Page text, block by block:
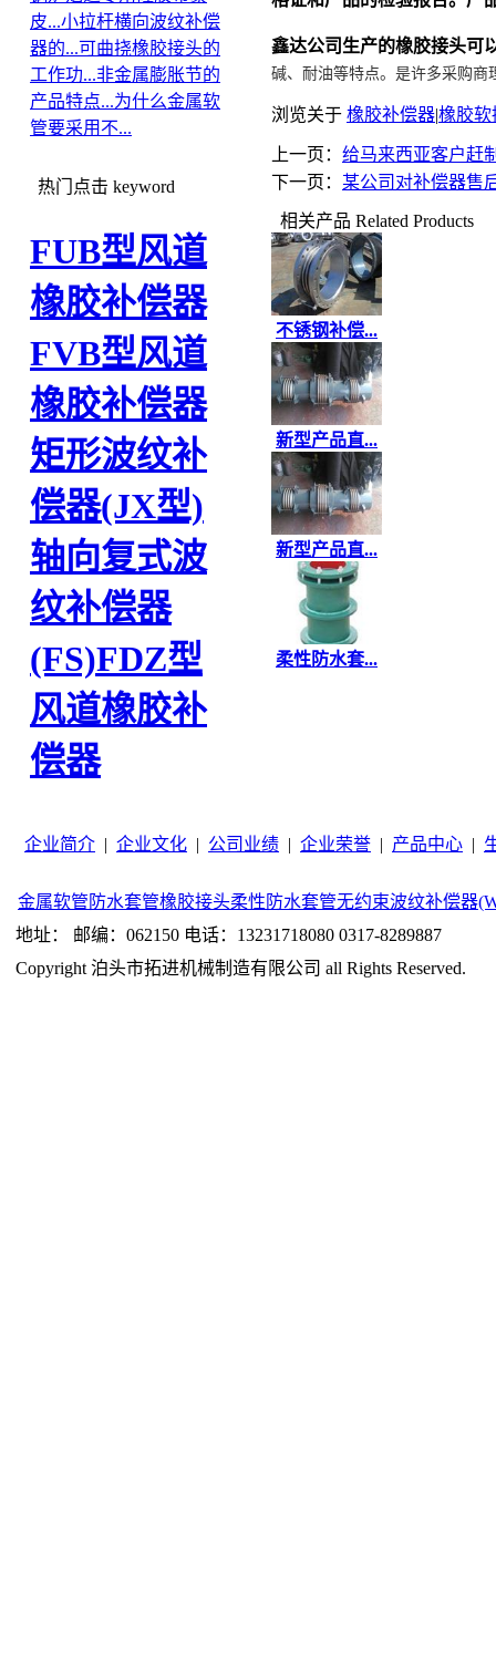
皮...小拉杆横向波纹补偿
器的...可曲挠橡胶接头的
工作功...非金属膨胀节的
产品特点...为什么金属软
管要采用不...
热门点击 keyword
FUB型风道
橡胶补偿器
FVB型风道
橡胶补偿器
矩形波纹补
偿器(JX型)
轴向复式波
纹补偿器
(FS)FDZ型
风道橡胶补
偿器
鑫达公司生产的橡胶接头可
碱、耐油等特点。是许多采购商
浏览关于 橡胶补偿器|橡胶软
上一页： 给马来西亚客户赶
下一页： 某公司对补偿器售
相关产品 Related Products
不锈钢补偿...
新型产品直...
新型产品直...
柔性防水套...
企业简介 | 企业文化 | 公司业绩 | 企业荣誉 | 产品中心 |
金属软管 防水套管橡胶接头柔性防水套管无约束波纹补偿器
地址： 邮编：062150 电话：13231718080 0317-8289887
Copyright 泊头市拓进机械制造有限公司 all Rights Reserved.